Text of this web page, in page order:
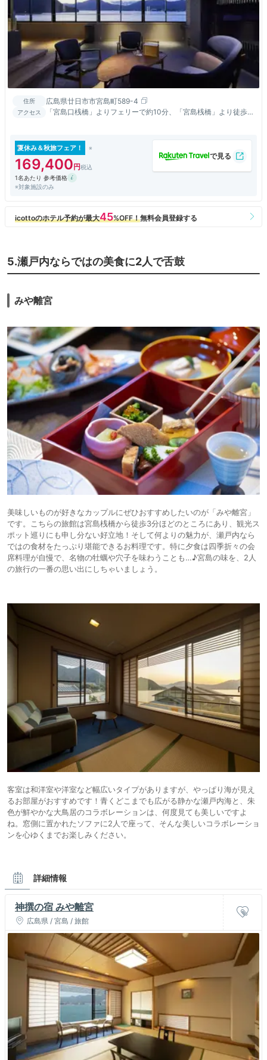
住所 広島県廿日市市宮島町589-4
アクセス
「宮島口桟橋」よりフェリーで約10分、「宮島桟橋」より徒歩約
夏休み＆秋旅フェア！
169,400
1名あたり 参考価格
※対象施設のみ
5.瀬戸内ならではの美食に2人で舌鼓
みや離宮
美味しいものが好きなカップルにぜひおすすめしたいのが「みや離宮」
です。こちらの旅館は宮島桟橋から徒歩3分ほどのところにあり、観光ス
ポット巡りにも申し分ない好立地！そして何よりの魅力が、瀬戸内なら
ではの食材をたっぷり堪能できるお料理です。特に夕食は四季折々の会
席料理が自慢で、名物の牡蠣や穴子を味わうことも…♪宮島の味を、2人
の旅行の一番の思い出にしちゃいましょう。
客室は和洋室や洋室など幅広いタイプがありますが、やっぱり海が見え
るお部屋がおすすめです！青くどこまでも広がる静かな瀬戸内海と、朱
色が鮮やかな大鳥居のコラボレーションは、何度見ても美しいですよ
ね。窓側に置かれたソファに2人で座って、そんな美しいコラボレーショ
ンを心ゆくまでお楽しみください。
詳細情報
神撰の宿 みや離宮
広島県 / 宮島 / 旅館